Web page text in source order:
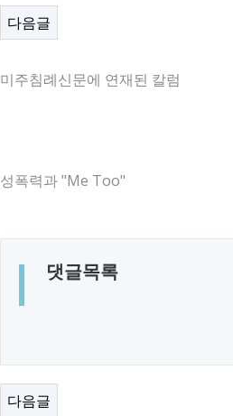
다음글
​미주침례신문에 연재된 칼럼
성폭력과 "Me Too"
댓글목록
다음글